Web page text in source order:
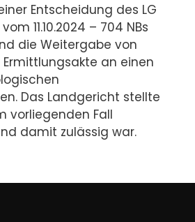
Entscheidung des LG
11.10.2024 – 704 NBs
die Weitergabe von
an einen
Das Landgericht stellte
vorliegenden Fall
damit zulässig war.